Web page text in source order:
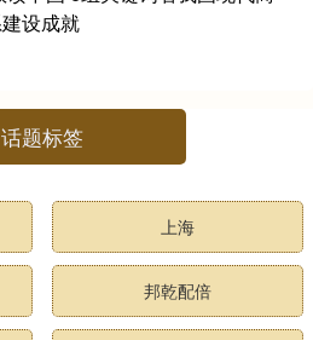
设成就
话题标签
上海
邦乾配倍